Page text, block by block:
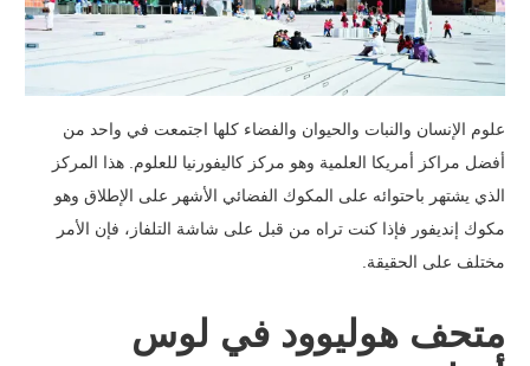
علوم الإنسان والنبات والحيوان والفضاء كلها اجتمعت في واحد من
أفضل مراكز أمريكا العلمية وهو مركز كاليفورنيا للعلوم. هذا المركز
الذي يشتهر باحتوائه على المكوك الفضائي الأشهر على الإطلاق وهو
مكوك إنديفور فإذا كنت تراه من قبل على شاشة التلفاز، فإن الأمر
مختلف على الحقيقة.
متحف هوليوود في لوس